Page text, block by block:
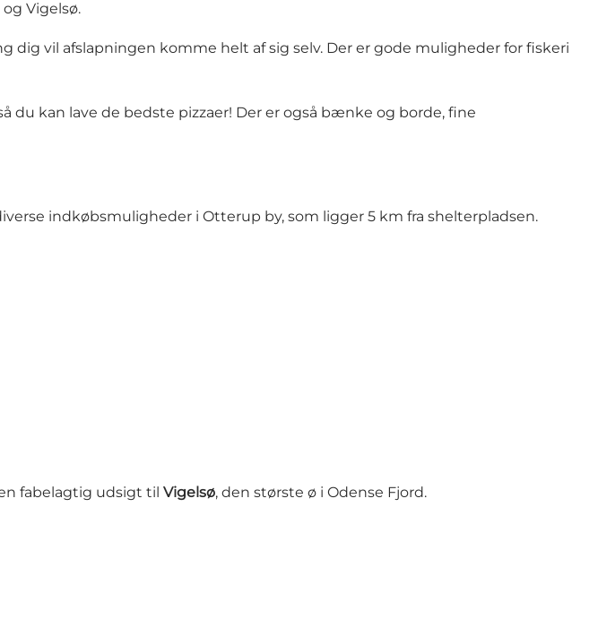
Vigelsø.
vil afslapningen komme helt af sig selv. Der er gode muligheder for fiskeri
du kan lave de bedste pizzaer! Der er også bænke og borde, fine
indkøbsmuligheder i Otterup by, som ligger 5 km fra shelterpladsen.
fabelagtig udsigt til Vigelsø, den største ø i Odense Fjord.